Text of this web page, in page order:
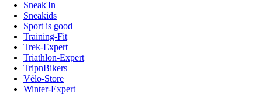
Sneak'In
Sneakids
Sport is good
Training-Fit
Trek-Expert
Triathlon-Expert
TripnBikers
Vélo-Store
Winter-Expert